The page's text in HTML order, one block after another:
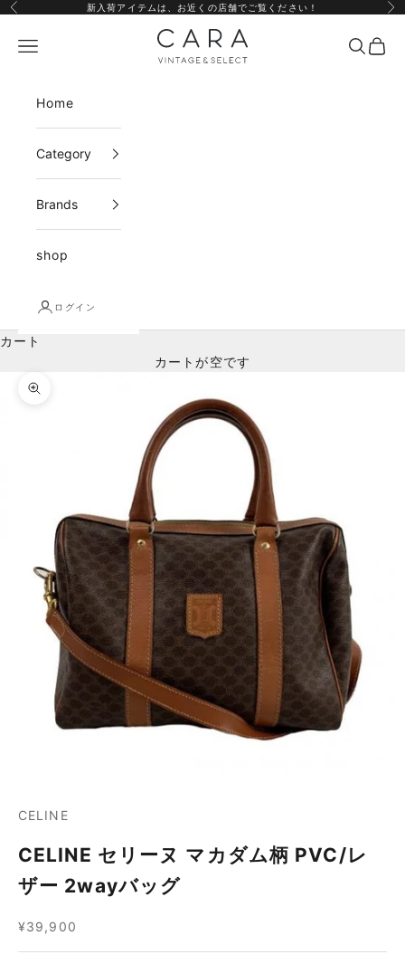
コンテンツへスキップ
前へ 新入荷アイテムは、 お近くの店舗でご覧ください！ 次
CARA vintage&select
メニュー 検索カー
Home
Category
Brands
shop
ログイン
カート
カートが空です
ズームイン
CELINE
CELINE セリーヌ マカダム柄 PVC/レ
ザー 2wayバッグ
セール価格
¥39,900